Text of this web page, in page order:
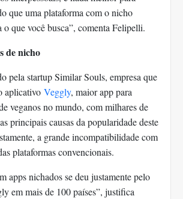
que uma plataforma com o nicho
o que você busca”, comenta Felipelli.
de nicho
pela startup Similar Souls, empresa que
aplicativo Veggly, maior app para
veganos no mundo, com milhares de
principais causas da popularidade deste
a grande incompatibilidade com
plataformas convencionais.
apps nichados se deu justamente pelo
em mais de 100 países”, justifica